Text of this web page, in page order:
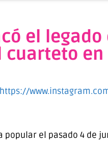
el
https://
popular el pasado 4